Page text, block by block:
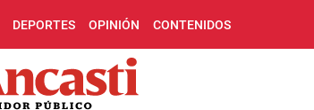
DEPORTES OPINIÓN CONTENIDOS